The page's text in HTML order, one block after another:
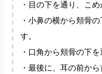
・目の下を通り、こめ
・小鼻の横から頬骨
す。
・口角から頬骨の下
・最後に、耳の前か